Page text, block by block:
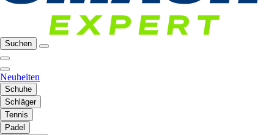
Suchen
Neuheiten
Schuhe
Schläger
Tennis
Padel